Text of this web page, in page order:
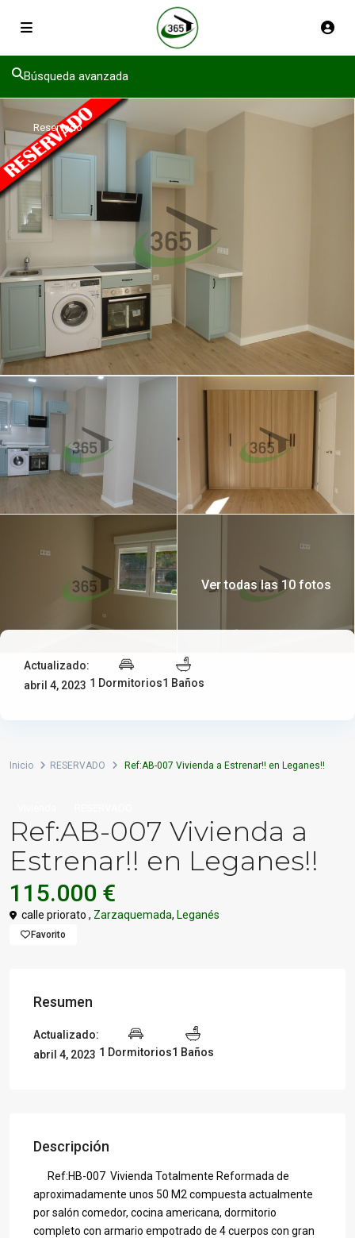
Búsqueda avanzada
Reservado
Ver todas las 10 fotos
Actualizado:
abril 4, 2023 1 Dormitorios1 Baños
Inicio RESERVADO Ref:AB-007 Vivienda a Estrenar!! en Leganes!!
Ref:AB-007 Vivienda a
Estrenar!! en Leganes!!
115.000 €
calle priorato , Zarzaquemada, Leganés
Favorito
Resumen
Actualizado:
abril 4, 2023 1 Dormitorios1 Baños
Descripción
Ref:HB-007 Vivienda Totalmente Reformada de
aproximadamente unos 50 M2 compuesta actualmente
por salón comedor, cocina americana, dormitorio
completo con armario empotrado de 4 cuerpos con gran